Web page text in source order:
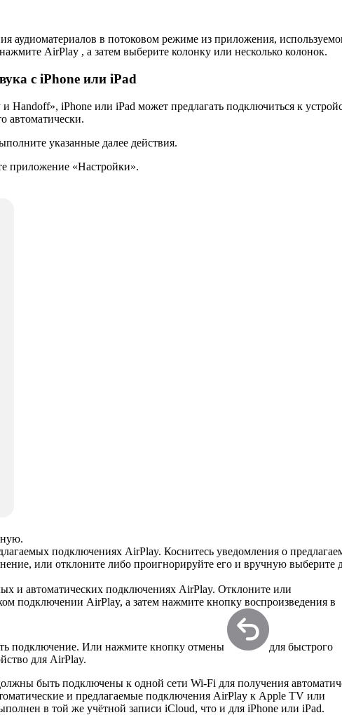
аудиоматериалов в потоковом режиме из приложения,
AirPlay , а затем выберите колонку или несколько колонок.
с iPhone или iPad
Handoff», iPhone или iPad может предлагать подключиться к
автоматически.
указанные далее действия.
приложение «Настройки».
подключениях AirPlay. Коснитесь уведомления о
или отклоните либо проигнорируйте его и вручную выберите
и автоматических подключениях AirPlay. Отклоните или
подключении AirPlay, а затем нажмите кнопку воспроизведения в
подключение. Или нажмите кнопку отмены
для быстрого
для AirPlay.
быть подключены к одной сети Wi-Fi для получения
и предлагаемые подключения AirPlay к Apple TV или
в той же учётной записи iCloud, что и для iPhone или iPad.